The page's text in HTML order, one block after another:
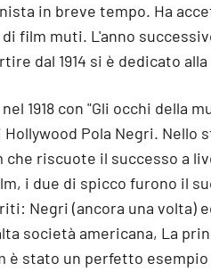
in breve tempo. Ha
film muti. L'anno
dal 1914 si è dedicato
1918 con "Gli occhi della
Pola Negri. Nello
che riscuote il successo a
i due di spicco furono il
Negri (ancora una volta)
società americana, La
è stato un perfetto